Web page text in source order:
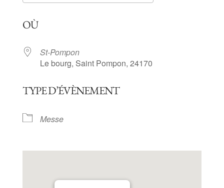
OÙ
St-Pompon
Le bourg, Saint Pompon, 24170
TYPE D’ÉVÈNEMENT
Messe